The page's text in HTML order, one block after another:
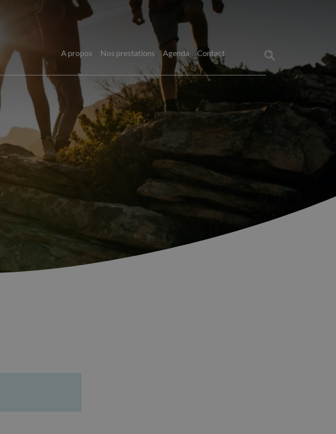
A propos Nos prestations Agenda Contact
Rechercher :